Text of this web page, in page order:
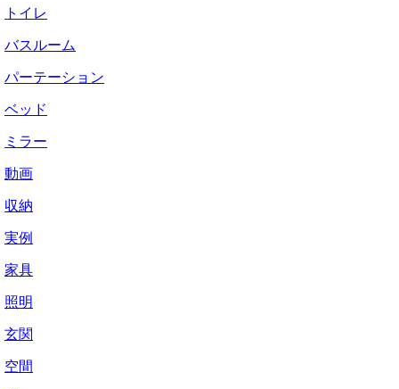
トイレ
バスルーム
パーテーション
ベッド
ミラー
動画
収納
実例
家具
照明
玄関
空間